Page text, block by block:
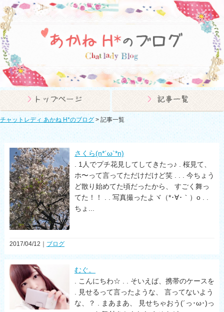
チャットレディ あかね H*のブログ > 記事一覧
さくら(n*´ω`*n)
. 1人でプチ花見してしてきたっ♪ . 桜見て、
ホ〜って言ってただけだけど笑 . . . 今ちょう
ど散り始めてた頃だったから、 すごく舞っ
てた！！ . . 写真撮ったよヾ（*･∀･｀）o . .
ちょ...
2017/04/12｜ ブログ
むぐ。
. こんにちわ☆ . . そいえば、携帯のケースを
. 見せるって言ったような、 言ってないよう
な、？ . まあまあ、 見せちゃおう(´っ･ω･)っ